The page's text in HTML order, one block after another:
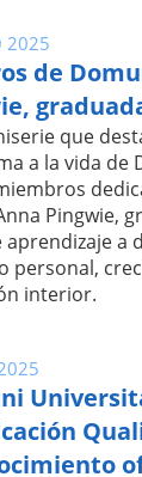
2025
de
que
a la vida de
Pingwie,
a
personal,
interior.